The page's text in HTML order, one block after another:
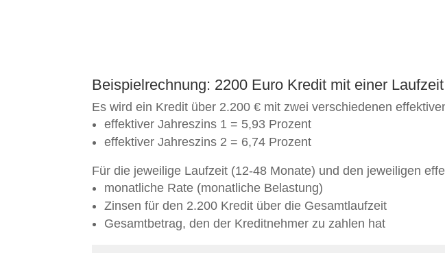
Beispielrechnung: 2200 Euro Kredit mit einer
Es wird ein Kredit über 2.200 € mit zwei verschiedenen
effektiver Jahreszins 1 = 5,93 Prozent
effektiver Jahreszins 2 = 6,74 Prozent
Für die jeweilige Laufzeit (12-48 Monate) und den jeweiligen
monatliche Rate (monatliche Belastung)
Zinsen für den 2.200 Kredit über die Gesamtlaufzeit
Gesamtbetrag, den der Kreditnehmer zu zahlen hat